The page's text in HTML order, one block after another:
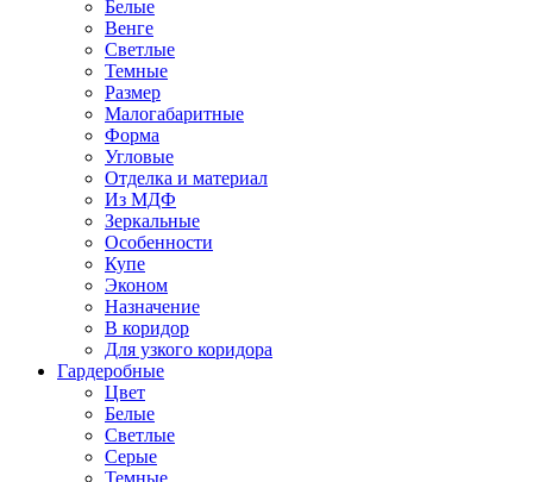
Белые
Венге
Светлые
Темные
Размер
Малогабаритные
Форма
Угловые
Отделка и материал
Из МДФ
Зеркальные
Особенности
Купе
Эконом
Назначение
В коридор
Для узкого коридора
Гардеробные
Цвет
Белые
Светлые
Серые
Темные